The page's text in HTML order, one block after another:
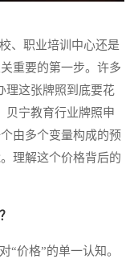
、职业培训中心还是
重要的第一步。许多
理这张牌照到底要花
贝宁教育行业牌照申
由多个变量构成的预
理解这个价格背后的
价格”的单一认知。